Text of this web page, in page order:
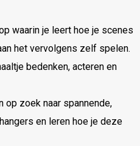
waarin je leert hoe je scenes
het vervolgens zelf spelen.
bedenken, acteren en
op zoek naar spannende,
en leren hoe je deze